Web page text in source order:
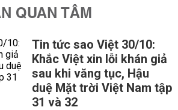
QUAN TÂM
Tin tức sao Việt 30/10:
Khắc Việt xin lỗi khán giả
sau khi văng tục, Hậu
duệ Mặt trời Việt Nam tập
31 và 32